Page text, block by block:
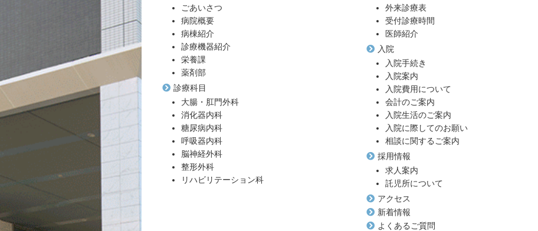
ごあいさつ
病院概要
病棟紹介
診療機器紹介
栄養課
薬剤部
診療科目
大腸・肛門外科
消化器内科
糖尿病内科
呼吸器内科
脳神経外科
整形外科
リハビリテーション科
外来診療表
受付診療時間
医師紹介
入院
入院手続き
入院案内
入院費用について
会計のご案内
入院生活のご案内
入院に際してのお願い
相談に関するご案内
採用情報
求人案内
託児所について
アクセス
新着情報
よくあるご質問